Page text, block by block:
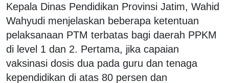
Kepala Dinas Pendidikan Provinsi Jatim, Wahid
Wahyudi menjelaskan beberapa ketentuan
pelaksanaan PTM terbatas bagi daerah PPKM
di level 1 dan 2. Pertama, jika capaian
vaksinasi dosis dua pada guru dan tenaga
kependidikan di atas 80 persen dan